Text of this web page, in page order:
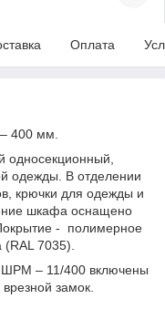
Оплата
400 мм.
односекционный,
одежды. В отделении
крючки для одежды и
шкафа оснащено
- полимерное
7035).
ШРМ – 11/400 включены
замок.